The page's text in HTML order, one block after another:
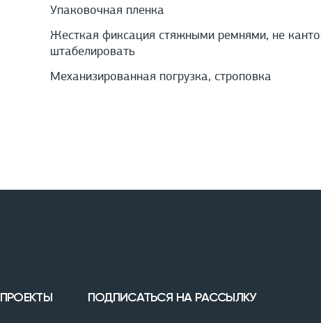
Упаковочная пленка
Жесткая фиксация стяжными ремнями, не
штабелировать
Механизированная погрузка, строповка
ПРОЕКТЫ ПОДПИСАТЬСЯ НА РАССЫЛКУ